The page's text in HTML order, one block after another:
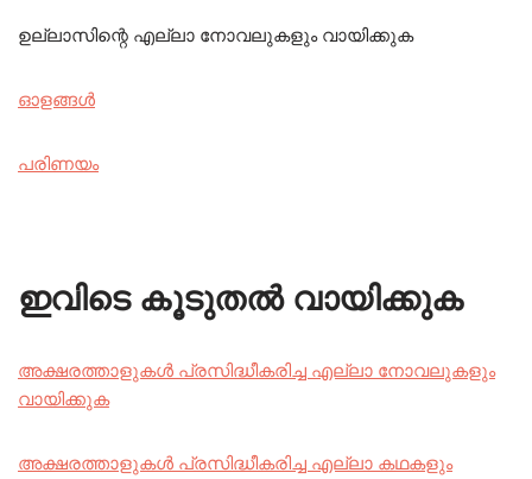
ഉല്ലാസിന്റെ എല്ലാ നോവലുകളും വായിക്കുക
ഓളങ്ങൾ
പരിണയം
ഇവിടെ കൂടുതൽ വായിക്കുക
അക്ഷരത്താളുകൾ പ്രസിദ്ധീകരിച്ച എല്ലാ നോവലുകളും
വായിക്കുക
അക്ഷരത്താളുകൾ പ്രസിദ്ധീകരിച്ച എല്ലാ കഥകളും